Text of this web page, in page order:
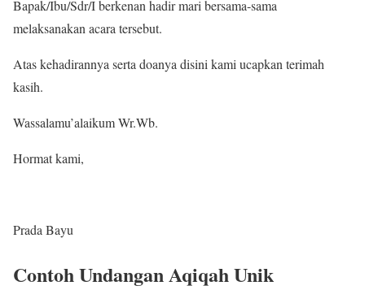
Bapak/Ibu/Sdr/I berkenan hadir mari bersama-sama
melaksanakan acara tersebut.
Atas kehadirannya serta doanya disini kami ucapkan terimah
kasih.
Wassalamu’alaikum Wr.Wb.
Hormat kami,
Prada Bayu
Contoh Undangan Aqiqah Unik